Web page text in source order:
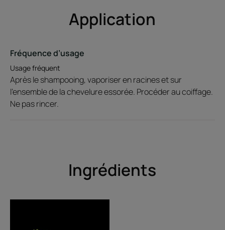
Emballage ne contenant pas de matière recyclée
Emballage non recyclable
Consigne de tri
Application
Fréquence d’usage
Usage fréquent
Après le shampooing, vaporiser en racines et sur
l'ensemble de la chevelure essorée. Procéder au coiffage.
Ne pas rincer.
Ingrédients